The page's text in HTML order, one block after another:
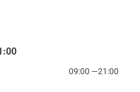
09:00 —21:00